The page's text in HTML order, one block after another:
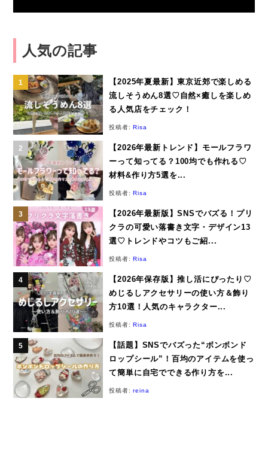
人気の記事
【2025年夏最新】東京近郊で楽しめる
流しそうめん8選♡自然×癒しを楽しめ
る人気店をチェック！
投稿者:Risa
【2026年最新トレンド】モールフラワ
ーって知ってる？100均でも作れる♡
材料&作り方5選を...
投稿者:Risa
【2026年最新版】SNSでバズる！プリ
クラの可愛い落書き文字・デザイン13
選♡トレンドやコツもご紹...
投稿者:Risa
【2026年保存版】推し活にぴったり♡
めじるしアクセサリーの使い方＆飾り
方10選！人気のキャラクター...
投稿者:Risa
【話題】SNSでバズった“ボンボンド
ロップシール”！百均のアイテムを使っ
て簡単に自宅でできる作り方を...
投稿者:reina